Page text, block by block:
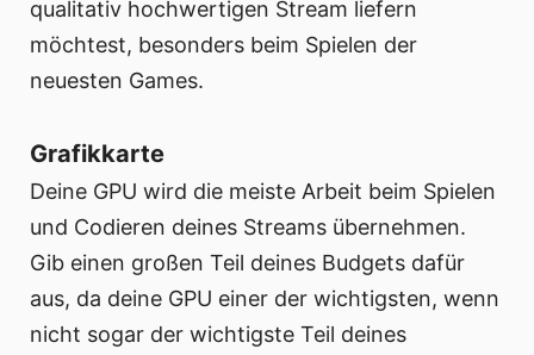
qualitativ hochwertigen Stream liefern
möchtest, besonders beim Spielen der
neuesten Games.
Grafikkarte
Deine GPU wird die meiste Arbeit beim Spielen
und Codieren deines Streams übernehmen.
Gib einen großen Teil deines Budgets dafür
aus, da deine GPU einer der wichtigsten, wenn
nicht sogar der wichtigste Teil deines